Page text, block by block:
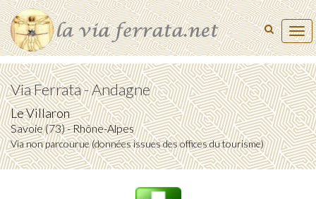
Via Ferrata - Andagne
Le Villaron
Savoie (73) - Rhône-Alpes
Via non parcourue (données issues des offices du tourisme)